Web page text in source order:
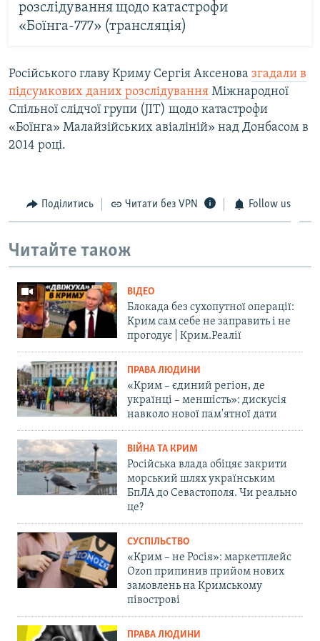
розслідування щодо катастрофи
«Боїнга-777» (трансляція)
Російського главу Криму Сергія Аксенова згадали в
підсумкових даних розслідування Міжнародної
Спільної слідчої групи (JIT) щодо катастрофи
«Боїнга» Малайзійських авіаліній» над Донбасом в
2014 році.
Поділитись Читати без VPN Follow us
Читайте також
ВІДЕО
Блокада без сухопутної операції:
Крим сам себе не заправить і не
прогодує | Крим.Реалії
ПРАВА ЛЮДИНИ
«Крим – єдиний регіон, де
українці – меншість»: дискусія
навколо нової пам'ятної дати
ВІЙНА ТА КРИМ
Російська влада обіцяє закрити
морський шлях українським
БпЛА до Севастополя. Чи реально
це?
СУСПІЛЬСТВО
«Крим – не Росія»: маркетплейс
Ozon припинив прийом нових
замовлень на Кримському
півострові
ПРАВА ЛЮДИНИ